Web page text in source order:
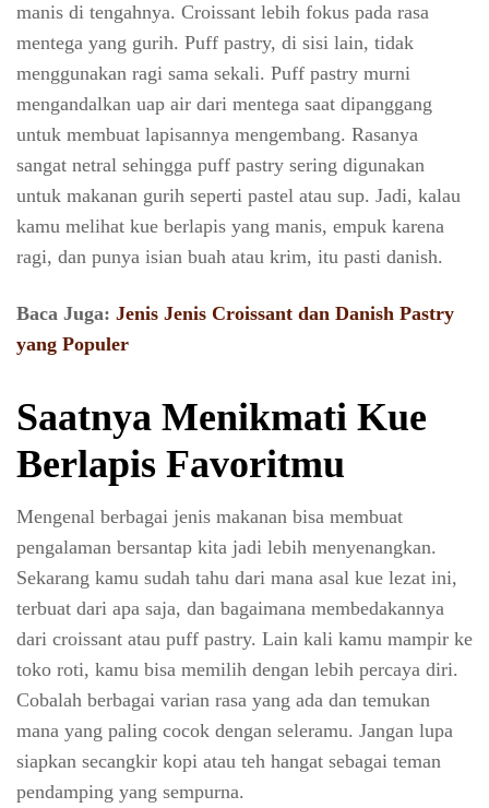
manis di tengahnya. Croissant lebih fokus pada rasa
mentega yang gurih. Puff pastry, di sisi lain, tidak
menggunakan ragi sama sekali. Puff pastry murni
mengandalkan uap air dari mentega saat dipanggang
untuk membuat lapisannya mengembang. Rasanya
sangat netral sehingga puff pastry sering digunakan
untuk makanan gurih seperti pastel atau sup. Jadi, kalau
kamu melihat kue berlapis yang manis, empuk karena
ragi, dan punya isian buah atau krim, itu pasti danish.
Baca Juga: Jenis Jenis Croissant dan Danish Pastry
yang Populer
Saatnya Menikmati Kue
Berlapis Favoritmu
Mengenal berbagai jenis makanan bisa membuat
pengalaman bersantap kita jadi lebih menyenangkan.
Sekarang kamu sudah tahu dari mana asal kue lezat ini,
terbuat dari apa saja, dan bagaimana membedakannya
dari croissant atau puff pastry. Lain kali kamu mampir ke
toko roti, kamu bisa memilih dengan lebih percaya diri.
Cobalah berbagai varian rasa yang ada dan temukan
mana yang paling cocok dengan seleramu. Jangan lupa
siapkan secangkir kopi atau teh hangat sebagai teman
pendamping yang sempurna.